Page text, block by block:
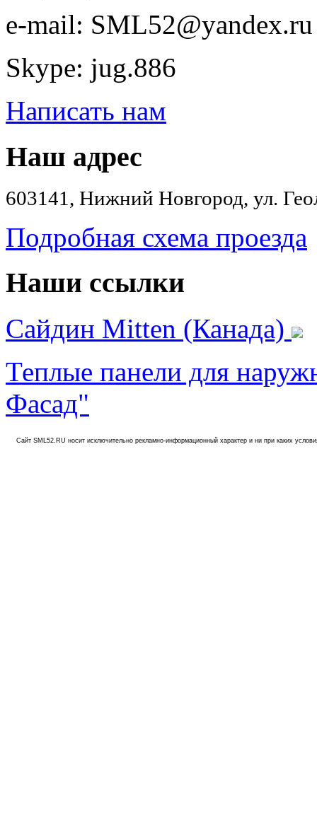
e-mail: SML52@yandex.ru
Skype: jug.886
Написать нам
Наш адрес
603141, Нижний Новгород, ул.
Подробная схема проезда
Наши ссылки
Сайдин Mitten (Канада)
Теплые панели для
Фасад"
Сайт SML52.RU носит исключительно рекламно-информационный характер и ни при каких